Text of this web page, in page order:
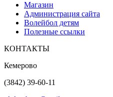
Магазин
Администрация сайта
Волейбол детям
Полезные ссылки
КОНТАКТЫ
Кемерово
(3842) 39-60-11